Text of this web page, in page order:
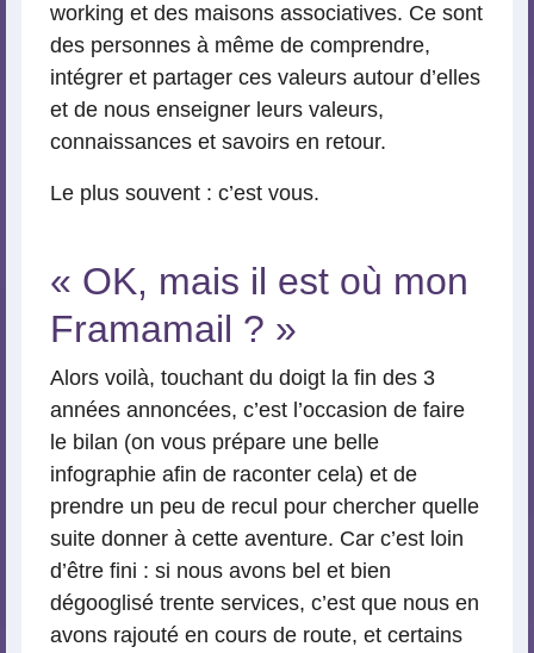
working et des maisons associatives. Ce sont
des personnes à même de comprendre,
intégrer et partager ces valeurs autour d’elles
et de nous enseigner leurs valeurs,
connaissances et savoirs en retour.
Le plus souvent : c’est vous.
« OK, mais il est où mon
Framamail ? »
Alors voilà, touchant du doigt la fin des 3
années annoncées, c’est l’occasion de faire
le bilan (on vous prépare une belle
infographie afin de raconter cela) et de
prendre un peu de recul pour chercher quelle
suite donner à cette aventure. Car c’est loin
d’être fini : si nous avons bel et bien
dégooglisé trente services, c’est que nous en
avons rajouté en cours de route, et certains